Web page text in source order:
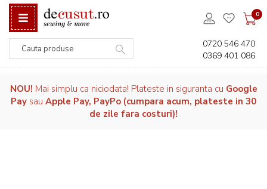
0
0720 546 470
0369 401 086
NOU! Mai simplu ca niciodata! Plateste in siguranta cu Google
Pay sau Apple Pay, PayPo (cumpara acum, plateste in 30
de zile fara costuri)!